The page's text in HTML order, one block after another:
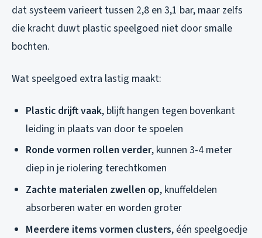
dat systeem varieert tussen 2,8 en 3,1 bar, maar zelfs
die kracht duwt plastic speelgoed niet door smalle
bochten.
Wat speelgoed extra lastig maakt:
Plastic drijft vaak, blijft hangen tegen bovenkant
leiding in plaats van door te spoelen
Ronde vormen rollen verder, kunnen 3-4 meter
diep in je riolering terechtkomen
Zachte materialen zwellen op, knuffeldelen
absorberen water en worden groter
Meerdere items vormen clusters, één speelgoedje